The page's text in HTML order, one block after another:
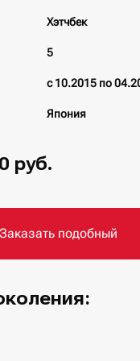
Хэтчбек
5
с 10.2015 по
Япония
руб.
Заказать подобный